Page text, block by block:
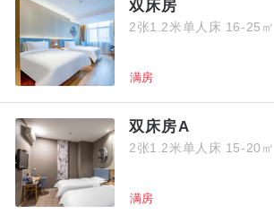
双床房
2张1.2米单人床 16-25㎡
满房
双床房A
2张1.2米单人床 15-20㎡
满房